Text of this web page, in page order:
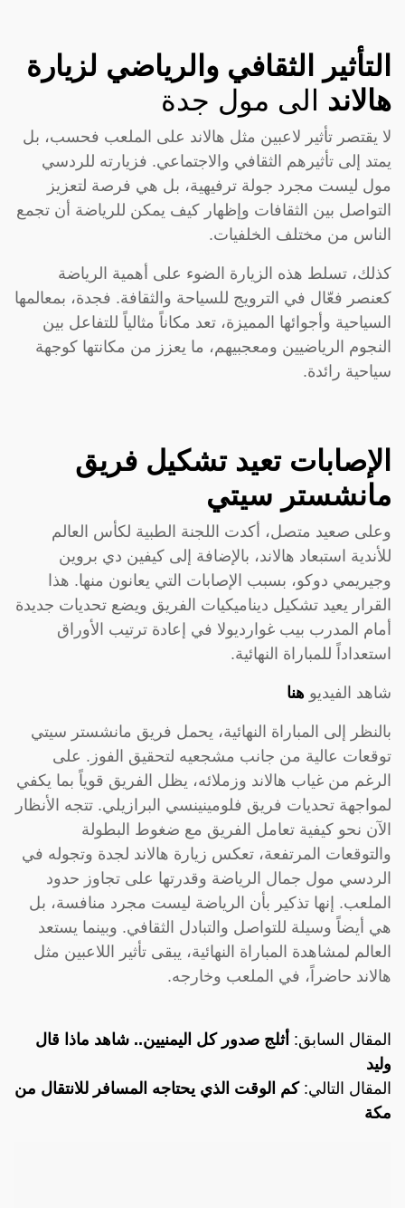
التأثير الثقافي والرياضي لزيارة
هالاند الى مول جدة
لا يقتصر تأثير لاعبين مثل هالاند على الملعب فحسب، بل
يمتد إلى تأثيرهم الثقافي والاجتماعي. فزيارته للردسي
مول ليست مجرد جولة ترفيهية، بل هي فرصة لتعزيز
التواصل بين الثقافات وإظهار كيف يمكن للرياضة أن تجمع
الناس من مختلف الخلفيات.
كذلك، تسلط هذه الزيارة الضوء على أهمية الرياضة
كعنصر فعّال في الترويج للسياحة والثقافة. فجدة، بمعالمها
السياحية وأجوائها المميزة، تعد مكاناً مثالياً للتفاعل بين
النجوم الرياضيين ومعجبيهم، ما يعزز من مكانتها كوجهة
سياحية رائدة.
الإصابات تعيد تشكيل فريق
مانشستر سيتي
وعلى صعيد متصل، أكدت اللجنة الطبية لكأس العالم
للأندية استبعاد هالاند، بالإضافة إلى كيفين دي بروين
وجيريمي دوكو، بسبب الإصابات التي يعانون منها. هذا
القرار يعيد تشكيل ديناميكيات الفريق ويضع تحديات جديدة
أمام المدرب بيب غوارديولا في إعادة ترتيب الأوراق
استعداداً للمباراة النهائية.
شاهد الفيديو هنا
بالنظر إلى المباراة النهائية، يحمل فريق مانشستر سيتي
توقعات عالية من جانب مشجعيه لتحقيق الفوز. على
الرغم من غياب هالاند وزملائه، يظل الفريق قوياً بما يكفي
لمواجهة تحديات فريق فلومينينسي البرازيلي. تتجه الأنظار
الآن نحو كيفية تعامل الفريق مع ضغوط البطولة
والتوقعات المرتفعة، تعكس زيارة هالاند لجدة وتجوله في
الردسي مول جمال الرياضة وقدرتها على تجاوز حدود
الملعب. إنها تذكير بأن الرياضة ليست مجرد منافسة، بل
هي أيضاً وسيلة للتواصل والتبادل الثقافي. وبينما يستعد
العالم لمشاهدة المباراة النهائية، يبقى تأثير اللاعبين مثل
هالاند حاضراً، في الملعب وخارجه.
المقال السابق: أثلج صدور كل اليمنيين.. شاهد ماذا قال
وليد
المقال التالي:كم الوقت الذي يحتاجه المسافر للانتقال من
مكة